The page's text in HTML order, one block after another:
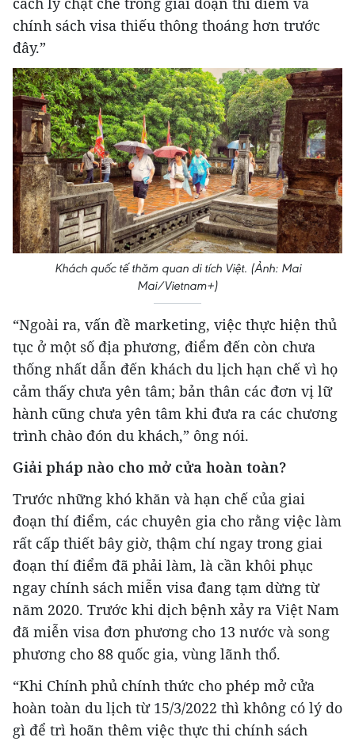
chính sách visa thiếu thông thoáng hơn trước
đây.”
Khách quốc tế thăm quan di tích Việt. (Ảnh: Mai
Mai/Vietnam+)
“Ngoài ra, vấn đề marketing, việc thực hiện thủ
tục ở một số địa phương, điểm đến còn chưa
thống nhất dẫn đến khách du lịch hạn chế vì họ
cảm thấy chưa yên tâm; bản thân các đơn vị lữ
hành cũng chưa yên tâm khi đưa ra các chương
trình chào đón du khách,” ông nói.
Giải pháp nào cho mở cửa hoàn toàn?
Trước những khó khăn và hạn chế của giai
đoạn thí điểm, các chuyên gia cho rằng việc làm
rất cấp thiết bây giờ, thậm chí ngay trong giai
đoạn thí điểm đã phải làm, là cần khôi phục
ngay chính sách miễn visa đang tạm dừng từ
năm 2020. Trước khi dịch bệnh xảy ra Việt Nam
đã miễn visa đơn phương cho 13 nước và song
phương cho 88 quốc gia, vùng lãnh thổ.
“Khi Chính phủ chính thức cho phép mở cửa
hoàn toàn du lịch từ 15/3/2022 thì không có lý do
gì để trì hoãn thêm việc thực thi chính sách